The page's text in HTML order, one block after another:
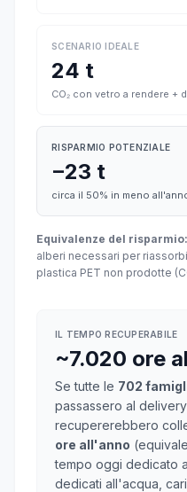
SCENARIO IDEALE
24 t
CO₂ con vetro a rendere +
RISPARMIO POTENZIALE
−23 t
circa il 50% in meno
Equivalenze del risparmio:
alberi necessari per
plastica PET non prodotte
IL TEMPO RECUPERABILE
~7.020 ore
Se tutte le 702
passassero al
recupererebbero
ore all'anno
tempo oggi dedicato
dedicati all'acqua,